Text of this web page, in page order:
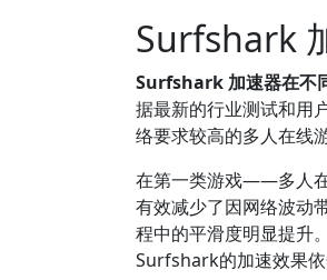
Surfshark
Surfshark 加速器在不
据最新的行业测试和用
络要求较高的多人在线
在第一类游戏——多人
有效减少了因网络波动
程中的平滑度明显提升
Surfshark的加速效果依